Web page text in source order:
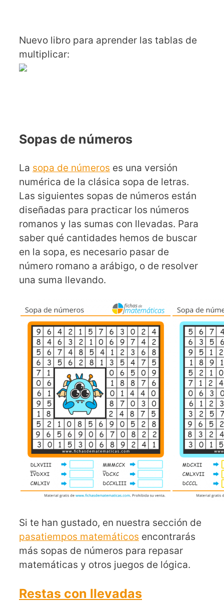
Nuevo libro para aprender las tablas de
multiplicar:
Sopas de números
La sopa de números es una versión
numérica de la clásica sopa de letras.
Las siguientes sopas de números están
diseñadas para practicar los números
romanos y las sumas con llevadas. Para
saber qué cantidades hemos de buscar
en la sopa, es necesario pasar de
número romano a arábigo, o de resolver
una suma llevando.
Si te han gustado, en nuestra sección de
pasatiempos matemáticos encontrarás
más sopas de números para repasar
matemáticas y otros juegos de lógica.
Restas con llevadas